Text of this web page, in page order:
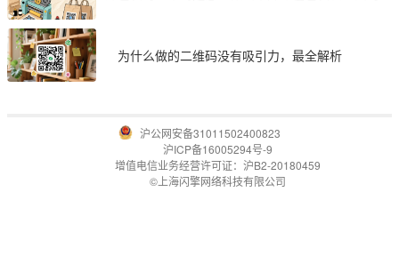
为什么做的二维码没有吸引力，最全解析
沪公网安备31011502400823
沪ICP备16005294号-9
增值电信业务经营许可证：沪B2-20180459
©上海闪擎网络科技有限公司